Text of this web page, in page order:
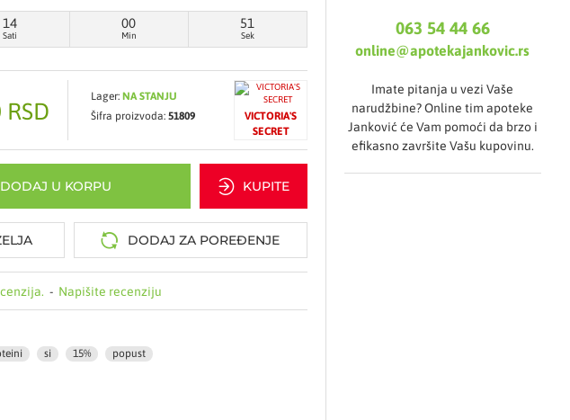
tela nakon tuširanja kao bazu pre nanošenja
mesečevog cveta (Moonflower), kremasta
- Napišite recenziju
14
Sati
00
Min
51
Sek
Lager: NA STANJU
Šifra proizvoda: 51809
VICTORIA'S
SECRET
DODAJ U KORPU KUPITE
DODAJ ZA POREĐENJE
si 15% popust
063 54 44 66
online@apotekajankovic.rs
Imate pitanja u vezi Vaše
narudžbine? Online tim apoteke
Janković će Vam pomoći da brzo i
efikasno završite Vašu kupovinu.